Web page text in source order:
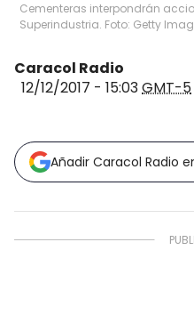
Cementeras interpondrán
Superindustria. Foto: Getty
Caracol Radio
12/12/2017 - 15:03GMT-5
Añadir Caracol Radio